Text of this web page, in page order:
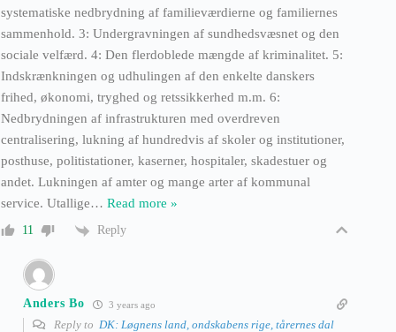
systematiske nedbrydning af familieværdierne og familiernes
sammenhold. 3: Undergravningen af sundhedsvæsnet og den
sociale velfærd. 4: Den flerdoblede mængde af kriminalitet. 5:
Indskrænkningen og udhulingen af den enkelte danskers
frihed, økonomi, tryghed og retssikkerhed m.m. 6:
Nedbrydningen af infrastrukturen med overdreven
centralisering, lukning af hundredvis af skoler og institutioner,
posthuse, politistationer, kaserner, hospitaler, skadestuer og
andet. Lukningen af amter og mange arter af kommunal
service. Utallige… Read more »
11 Reply
Anders Bo 3 years ago
Reply to DK: Løgnens land, ondskabens rige, tårernes dal